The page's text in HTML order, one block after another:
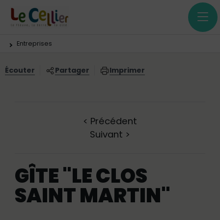
Panneau de gestion des cookies
Vous êtes ici:
Entreprises
Écouter Partager Imprimer
< Précédent
Suivant >
GÎTE "LE CLOS
SAINT MARTIN"